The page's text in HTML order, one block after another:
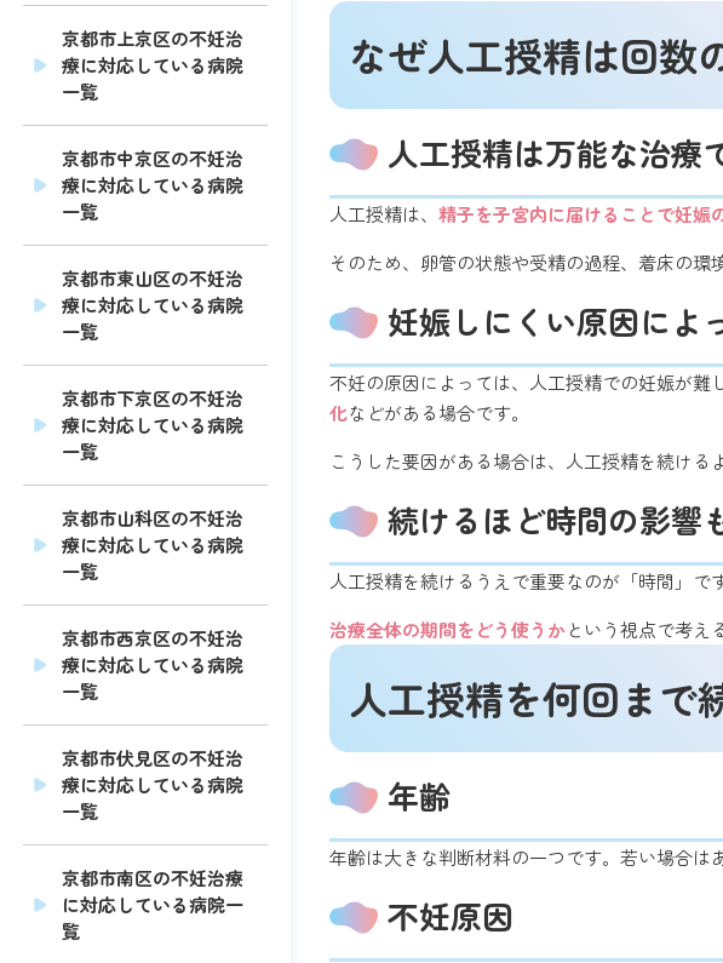
京都市上京区の不妊治
療に対応している病院
一覧
京都市中京区の不妊治
療に対応している病院
一覧
京都市東山区の不妊治
療に対応している病院
一覧
京都市下京区の不妊治
療に対応している病院
一覧
京都市山科区の不妊治
療に対応している病院
一覧
京都市西京区の不妊治
療に対応している病院
一覧
京都市伏見区の不妊治
療に対応している病院
一覧
京都市南区の不妊治療
に対応している病院一
覧
なぜ人工授精は回数
人工授精は万能な治療
人工授精は、 精子を子宮内に届けることで妊娠
そのため、卵管の状態や受精の過程、着床の環
妊娠しにくい原因によ
不妊の原因によっては、人工授精での妊娠が難
化などがある場合です。
こうした要因がある場合は、人工授精を続ける
続けるほど時間の影響
人工授精を続けるうえで重要なのが「時間」で
治療全体の期間をどう使うかという視点で考え
人工授精を何回まで
年齢
年齢は大きな判断材料の一つです。若い場合は
不妊原因